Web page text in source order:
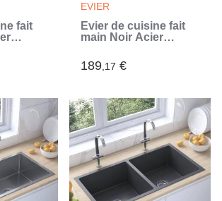
fait
EVIER
Évier de cuisine fait
main Noir Acier
189,17 €